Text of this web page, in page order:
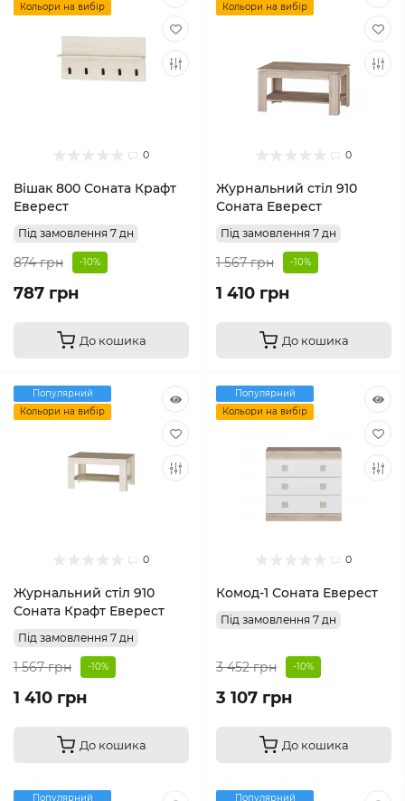
Кольори на вибір
0
Вішак 800 Соната Крафт
Еверест
Під замовлення 7 дн
874 грн -10%
787 грн
До кошика
Кольори на вибір
0
Журнальний стіл 910
Соната Еверест
Під замовлення 7 дн
1 567 грн -10%
1 410 грн
До кошика
Популярний
Кольори на вибір
0
Журнальний стіл 910
Соната Крафт Еверест
Під замовлення 7 дн
1 567 грн -10%
1 410 грн
До кошика
Популярний
Кольори на вибір
0
Комод-1 Соната Еверест
Під замовлення 7 дн
3 452 грн -10%
3 107 грн
До кошика
Популярний Популярний